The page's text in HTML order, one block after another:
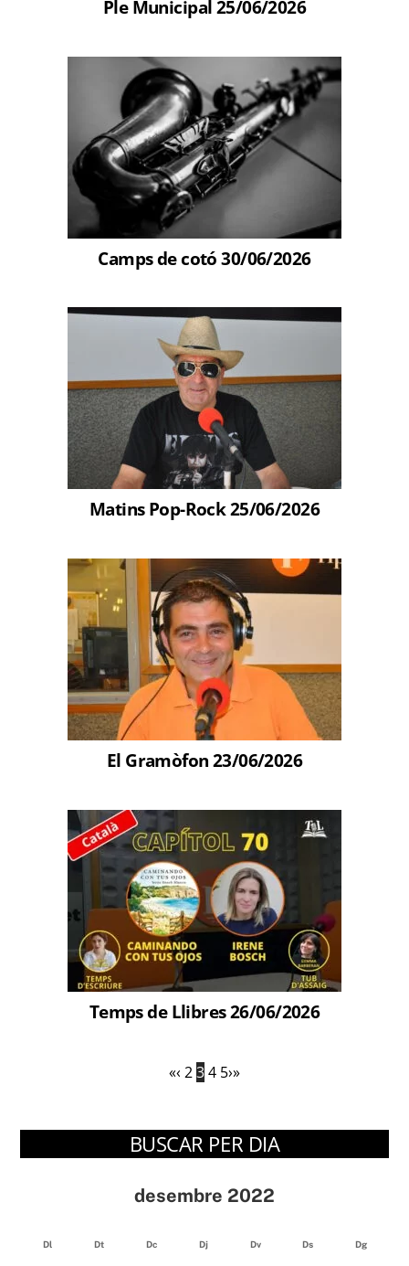
Ple Municipal 25/06/2026
Camps de cotó 30/06/2026
Matins Pop-Rock 25/06/2026
El Gramòfon 23/06/2026
Temps de Llibres 26/06/2026
«‹ 234 5›»
BUSCAR PER DIA
desembre 2022
Dl Dt Dc Dj Dv Ds Dg